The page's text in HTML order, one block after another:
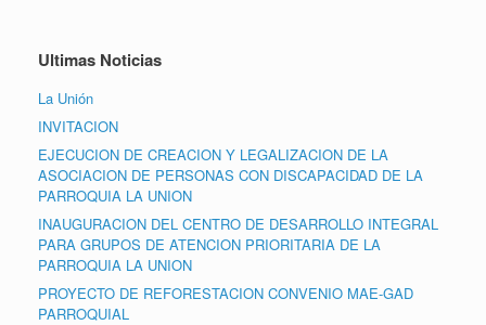
Ultimas Noticias
La Unión
INVITACION
EJECUCION DE CREACION Y LEGALIZACION DE LA
ASOCIACION DE PERSONAS CON DISCAPACIDAD DE LA
PARROQUIA LA UNION
INAUGURACION DEL CENTRO DE DESARROLLO INTEGRAL
PARA GRUPOS DE ATENCION PRIORITARIA DE LA
PARROQUIA LA UNION
PROYECTO DE REFORESTACION CONVENIO MAE-GAD
PARROQUIAL